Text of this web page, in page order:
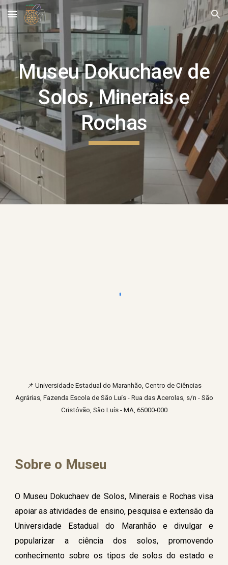
Skip to main content Skip to navigation
Museu Dokuchaev de
Solos, Minerais e
Rochas
📌 Universidade Estadual do Maranhão, Centro de Ciências
Agrárias, Fazenda Escola de São Luís - Rua das Acerolas, s/n - São
Cristóvão, São Luís - MA, 65000-000
Sobre o Museu
O Museu Dokuchaev de Solos, Minerais e Rochas visa
apoiar as atividades de ensino, pesquisa e extensão da
Universidade Estadual do Maranhão e divulgar e
popularizar a ciência dos solos, promovendo
conhecimento sobre os tipos de solos do estado e